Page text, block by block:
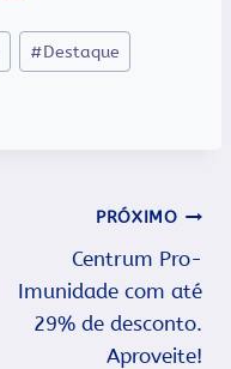
#Destaque
PRÓXIMO
Centrum Pro-
Imunidade com até
29% de desconto.
Aproveite!